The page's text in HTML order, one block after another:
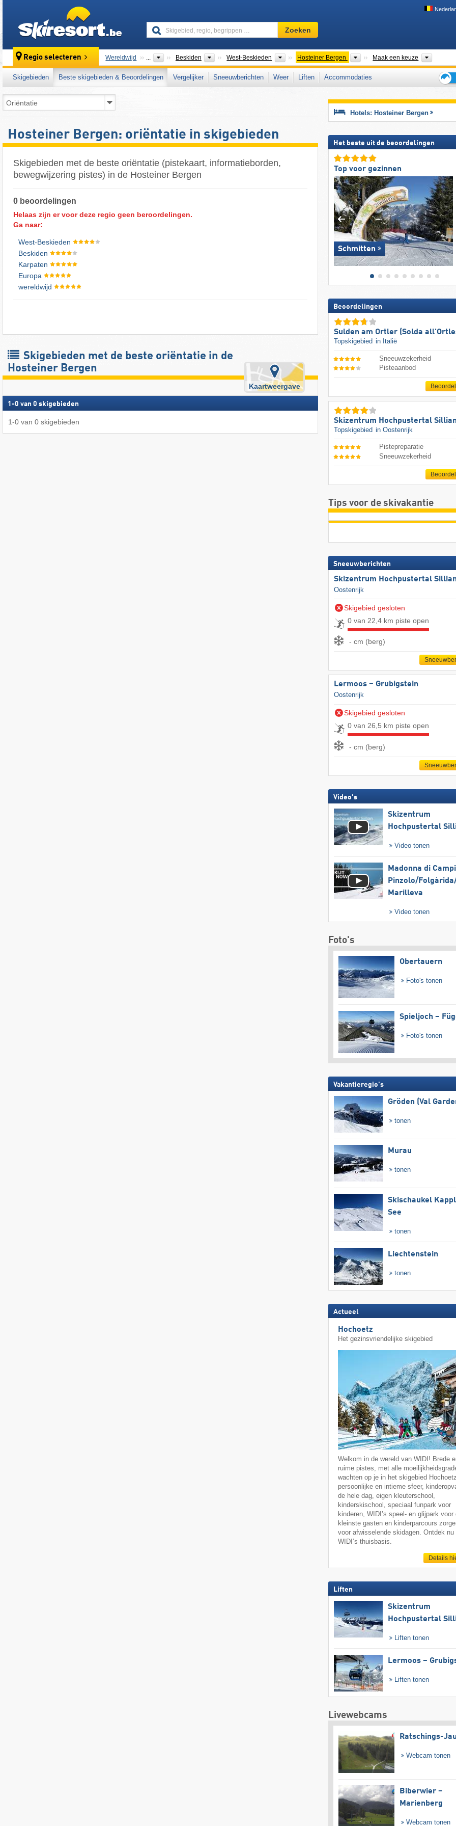
Skigebied,
regio,
…
Zoeken
Regio selecteren Wereldwijd ... Beskiden Bergketens
West-Beskieden Bergketens
Hosteiner Bergen Bergketens
Maak een keuze
Skigebieden Beste skigebieden & Beoordelingen Vergelijker Sneeuwberichten Weer Liften
Accommodaties
voor
Hosteiner Bergen: oriëntatie in skigebieden
Skigebieden met de beste oriëntatie (pistekaart, informatieborden,
bewegwijzering pistes) in de Hosteiner Bergen
0 beoordelingen
Helaas zijn er voor deze regio geen beroordelingen.
Ga naar:
West-Beskieden
Beskiden
Karpaten
Europa
wereldwijd
Skigebieden met de beste oriëntatie in de
Hosteiner Bergen
Kaartweergave
1 -0 van 0 skigebieden
1-0 van 0 skigebieden
Hotels: Hosteiner Bergen
Het beste uit de beoordelingen
Top voor gezinnen
Schmitten
Beoordelingen
Sulden am Ortler (Solda
Topskigebied in Italië
Sneeuwzekerheid
Pisteaanbod
Skizentrum Hochpustertal
Topskigebied in Oostenrijk
Pistepreparatie
Sneeuwzekerheid
Tips voor de skivakantie
Sneeuwberichten
Skizentrum Hochpustertal
Oostenrijk
Skigebied gesloten
0 van 22,4 km piste open
- cm (berg)
Lermoos – Grubigstein
Oostenrijk
Skigebied gesloten
0 van 26,5 km piste open
- cm (berg)
Video's
Skizentrum
Hochpustertal
Video tonen
Madonna di
Pinzolo/​
Marilleva
Video tonen
Foto's
Obertauern
Foto's tonen
Spieljoch –
Foto's tonen
Vakantieregio's
Gröden (Val
tonen
Murau
tonen
Skischaukel
See
tonen
Liechtenstein
tonen
Actueel
Hochoetz
Het gezinsvriendelijke skigebied
Welkom in de wereld van WIDI! Brede
ruime pistes, met alle
wachten op je in het skigebied
persoonlijke en intieme sfeer,
de hele dag, eigen kleuterschool,
kinderskischool, speciaal funpark voor
kinderen, WIDI’s speel- en glijpark voor
kleinste gasten en kinderparcours
voor afwisselende skidagen. Ontdek nu
WIDI’s thuisbasis.
Details
Liften
Skizentrum
Hochpustertal
Liften tonen
Lermoos –
Liften tonen
Livewebcams
Ratschings-
Webcam tonen
Biberwier –
Marienberg
Webcam tonen